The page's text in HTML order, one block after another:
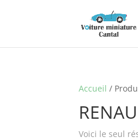
Accueil /
Voici le seul